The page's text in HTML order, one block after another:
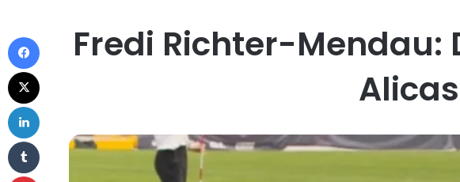
Fredi Richter-Mendau:
Facebook
Tumblr